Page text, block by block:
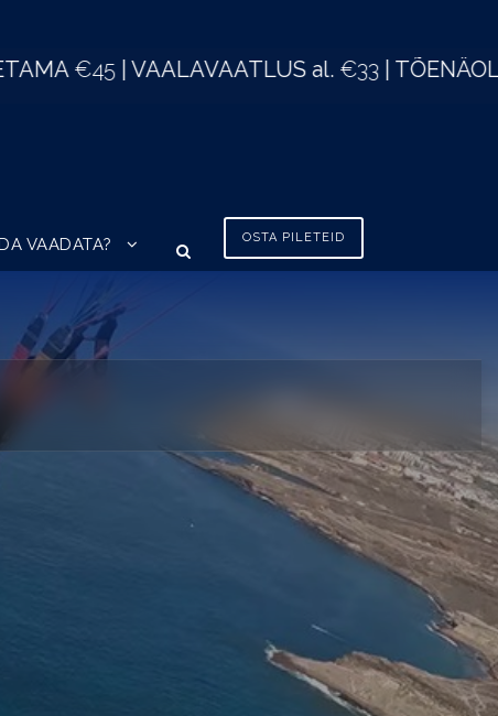
TÕENÄOLISELT MUGAVAIM VEEBIPOOD
VAADATA? OSTA PILETEID